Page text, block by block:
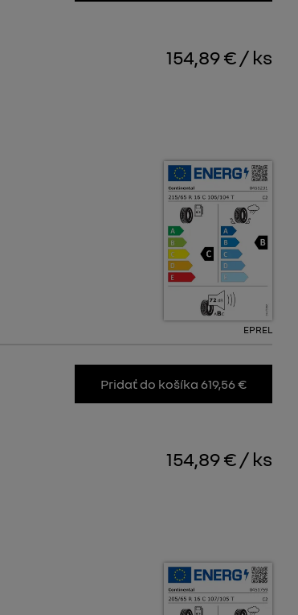
154,89 € / ks
EPREL
Pridať do košíka 619,56 €
154,89 € / ks